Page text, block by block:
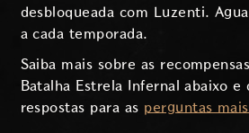
desbloqueada com Luzenti.
a cada temporada.
Saiba mais sobre as
Batalha Estrela Infernal abaixo e
respostas para as perguntas